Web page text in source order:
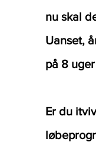
nu skal
Uanset,
på 8
Er du